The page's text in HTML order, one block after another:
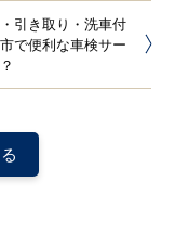
引き取り・洗車付
で便利な車検サー